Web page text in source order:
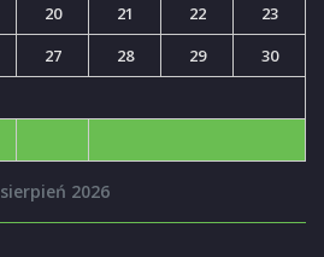
sierpień 2026
20 21 22
23
27 28 29
30